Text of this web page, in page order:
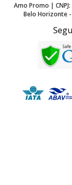
Amo Promo |
Belo Horizonte